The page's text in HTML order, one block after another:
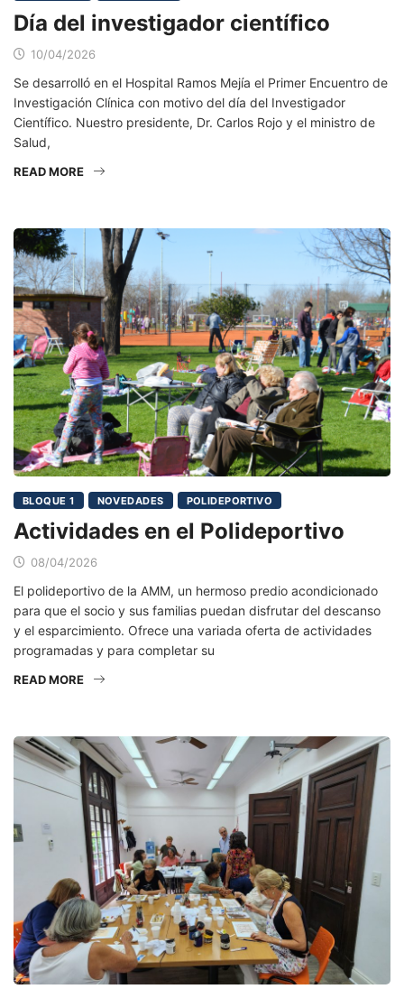
Día del investigador científico
10/04/2026
Se desarrolló en el Hospital Ramos Mejía el Primer Encuentro de
Investigación Clínica con motivo del día del Investigador
Científico. Nuestro presidente, Dr. Carlos Rojo y el ministro de
Salud,
READ MORE
BLOQUE 1 NOVEDADES POLIDEPORTIVO
Actividades en el Polideportivo
08/04/2026
El polideportivo de la AMM, un hermoso predio acondicionado
para que el socio y sus familias puedan disfrutar del descanso
y el esparcimiento. Ofrece una variada oferta de actividades
programadas y para completar su
READ MORE